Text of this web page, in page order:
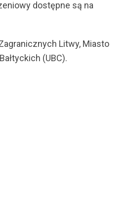
dostępne są na
Litwy, Miasto
(UBC).